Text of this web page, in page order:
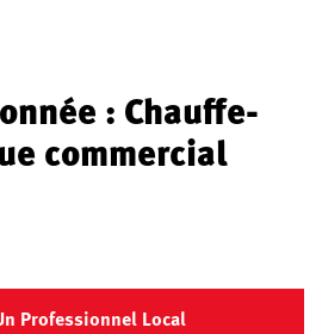
: Chauffe-
commercial
Professionnel Local